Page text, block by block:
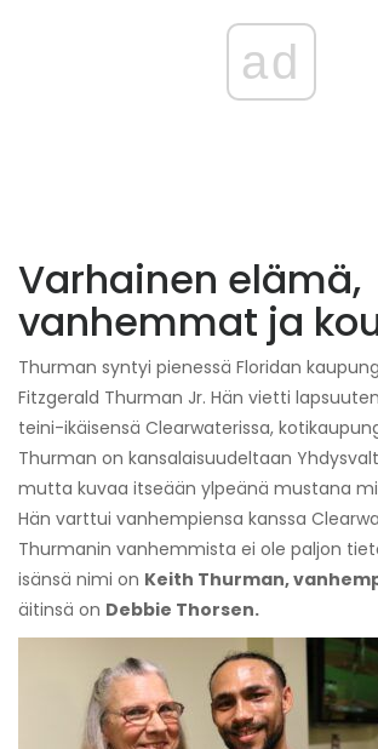
ad
Varhainen elämä,
vanhemmat ja
Thurman syntyi pienessä Floridan
Fitzgerald Thurman Jr. Hän vietti
teini-ikäisensä Clearwaterissa,
Thurman on kansalaisuudeltaan
mutta kuvaa itseään ylpeänä mustana
Hän varttui vanhempiensa kanssa
Thurmanin vanhemmista ei ole paljon
isänsä nimi on Keith Thurman,
äitinsä on Debbie Thorsen.